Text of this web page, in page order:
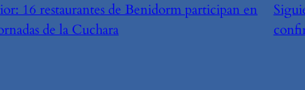
16 restaurantes de Benidorm participan en
de la Cuchara